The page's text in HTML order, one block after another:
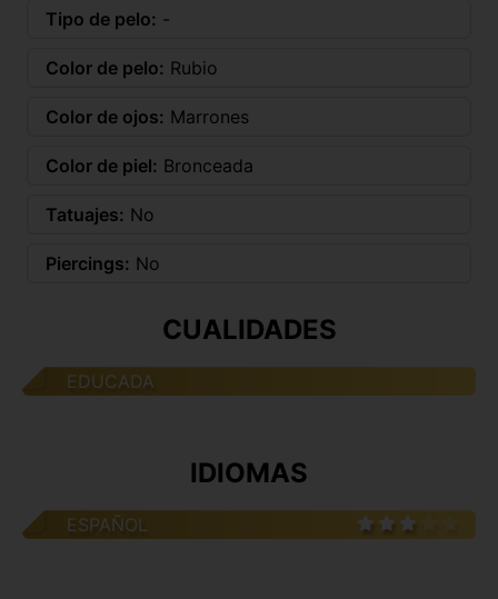
Tipo de pelo: -
Color de pelo: Rubio
Color de ojos: Marrones
Color de piel: Bronceada
Tatuajes: No
Piercings: No
CUALIDADES
EDUCADA
IDIOMAS
ESPAÑOL